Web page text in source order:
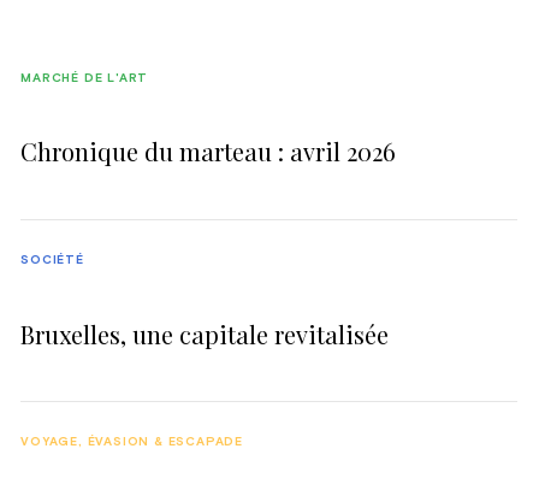
Chronique du marteau : avril 2026
MARCHÉ DE L'ART
Bruxelles, une capitale revitalisée
SOCIÉTÉ
VOYAGE, ÉVASION & ESCAPADE